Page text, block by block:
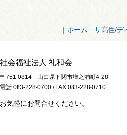
｜ ホーム ｜ サ高住/デ
社会福祉法人 礼和会
〒751-0814 山口県下関市壇之浦町4-28
電話 083-228-0700 / FAX 083-228-0710
お気軽にお問合せください。